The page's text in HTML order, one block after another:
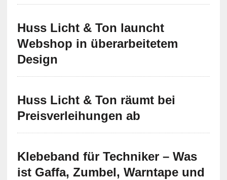
Huss Licht & Ton launcht
Webshop in überarbeitetem
Design
Huss Licht & Ton räumt bei
Preisverleihungen ab
Klebeband für Techniker – Was
ist Gaffa, Zumbel, Warntape und